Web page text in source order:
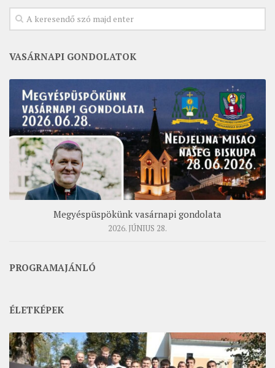
VASÁRNAPI GONDOLATOK
Megyéspüspökünk vasárnapi gondolata
2026. JÚNIUS 28.
PROGRAMAJÁNLÓ
ÉLETKÉPEK